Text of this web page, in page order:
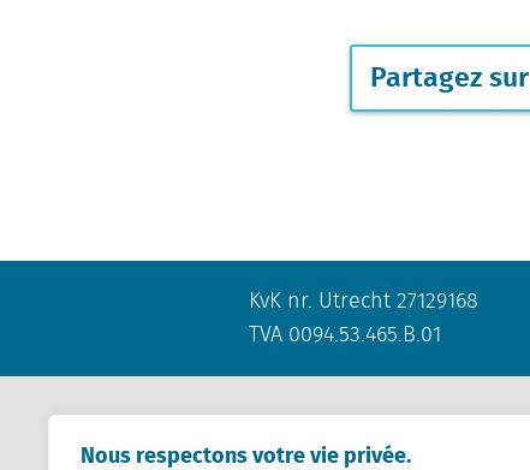
Nous respectons votre vie privée.
Partagez sur
KvK nr. Utrecht 27129168
TVA 0094.53.465.B.01